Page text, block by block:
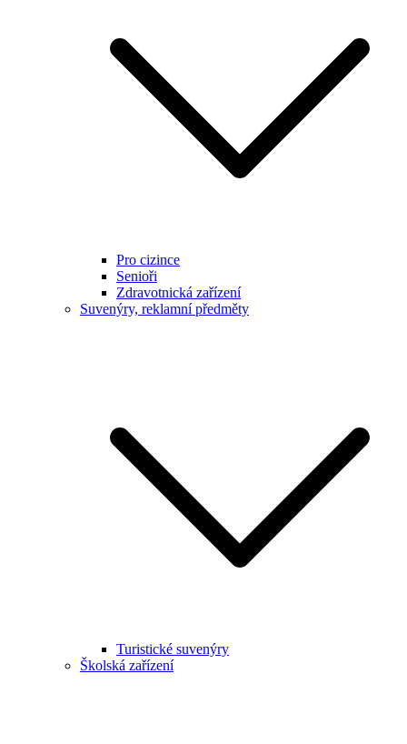
Pro cizince
Senioři
Zdravotnická zařízení
Suvenýry, reklamní předměty
Turistické suvenýry
Školská zařízení